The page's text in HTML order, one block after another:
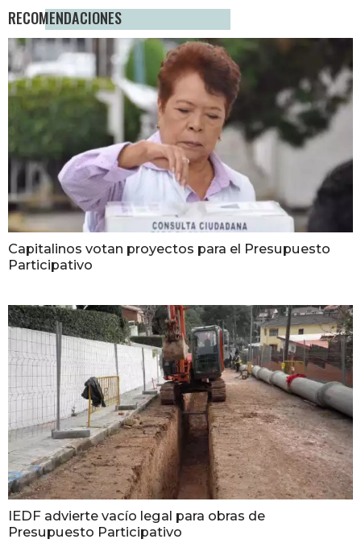
RECOMENDACIONES
Capitalinos votan proyectos para el Presupuesto
Participativo
IEDF advierte vacío legal para obras de
Presupuesto Participativo